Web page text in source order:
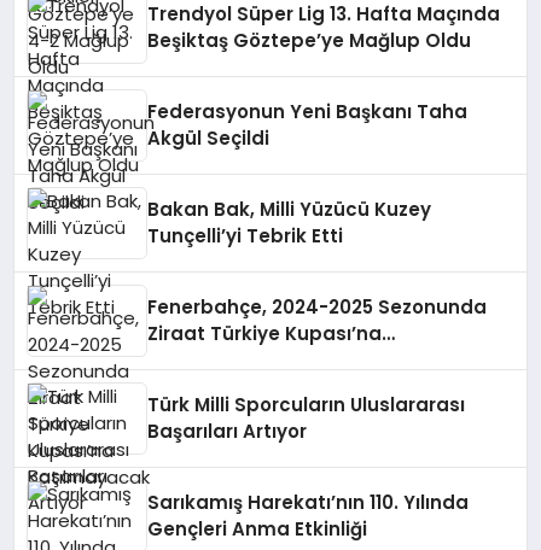
Trendyol Süper Lig 13. Hafta Maçında
Beşiktaş Göztepe’ye Mağlup Oldu
Federasyonun Yeni Başkanı Taha
Akgül Seçildi
Bakan Bak, Milli Yüzücü Kuzey
Tunçelli’yi Tebrik Etti
Fenerbahçe, 2024-2025 Sezonunda
Ziraat Türkiye Kupası’na
Türk Milli Sporcuların Uluslararası
Başarıları Artıyor
Sarıkamış Harekatı’nın 110. Yılında
Gençleri Anma Etkinliği